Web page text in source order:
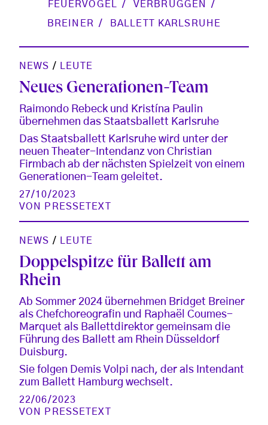
FEUERVOGEL
VERBRUGGEN
BREINER
BALLETT KARLSRUHE
NEWS / LEUTE
Neues Generationen-Team
Raimondo Rebeck und Kristína Paulin
übernehmen das Staatsballett Karlsruhe
Das Staatsballett Karlsruhe wird unter der
neuen Theater-Intendanz von Christian
Firmbach ab der nächsten Spielzeit von einem
Generationen-Team geleitet.
27/10/2023
VON
PRESSETEXT
NEWS / LEUTE
Doppelspitze für Ballett am
Rhein
Ab Sommer 2024 übernehmen Bridget Breiner
als Chefchoreografin und Raphaël Coumes-
Marquet als Ballettdirektor gemeinsam die
Führung des Ballett am Rhein Düsseldorf
Duisburg.
Sie folgen Demis Volpi nach, der als Intendant
zum Ballett Hamburg wechselt.
22/06/2023
VON
PRESSETEXT